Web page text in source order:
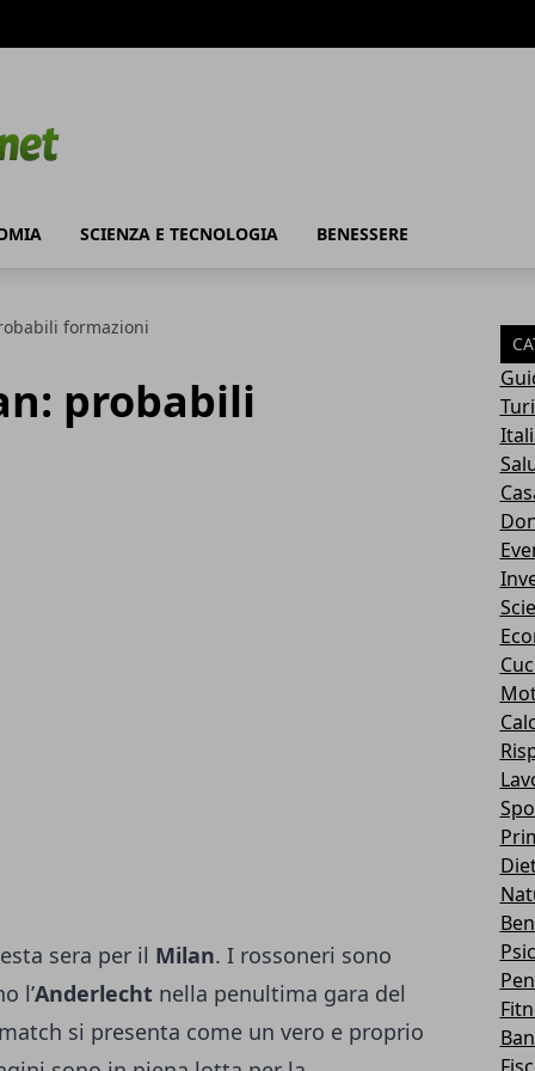
SCIENZA E TECNOLOGIA BENESSERE
formazioni
probabili
sera per il Milan. I rossoneri sono
l’Anderlecht nella penultima gara del
si presenta come un vero e proprio